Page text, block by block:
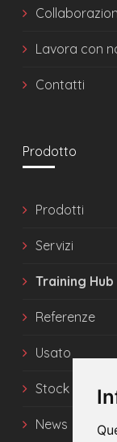
Lavora con
Contatti
Prodotto
Prodotti
Servizi
Training Hub
Referenze
Usato
Stock
News